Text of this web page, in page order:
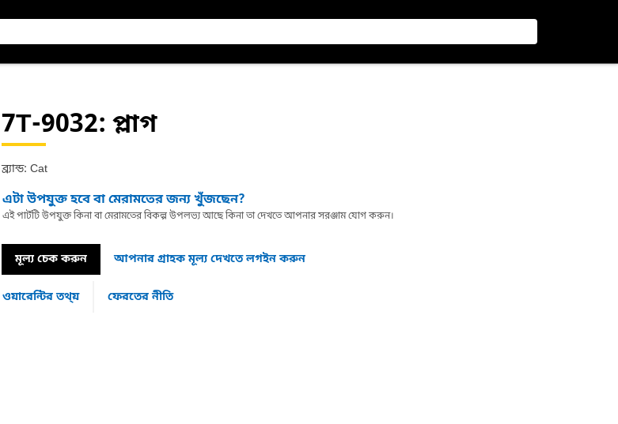
7T-9032: প্লাগ
ব্র্যান্ড: Cat
এটা উপযুক্ত হবে বা মেরামতের জন্য খুঁজছেন?
এই পার্টটি উপযুক্ত কিনা বা মেরামতের বিকল্প উপলভ্য আছে কিনা তা দেখতে আপনার সরঞ্জাম যোগ করুন।
মূল্য চেক করুন আপনার গ্রাহক মূল্য দেখতে লগইন করুন
ওয়ারেন্টির তথ্য় ফেরতের নীতি